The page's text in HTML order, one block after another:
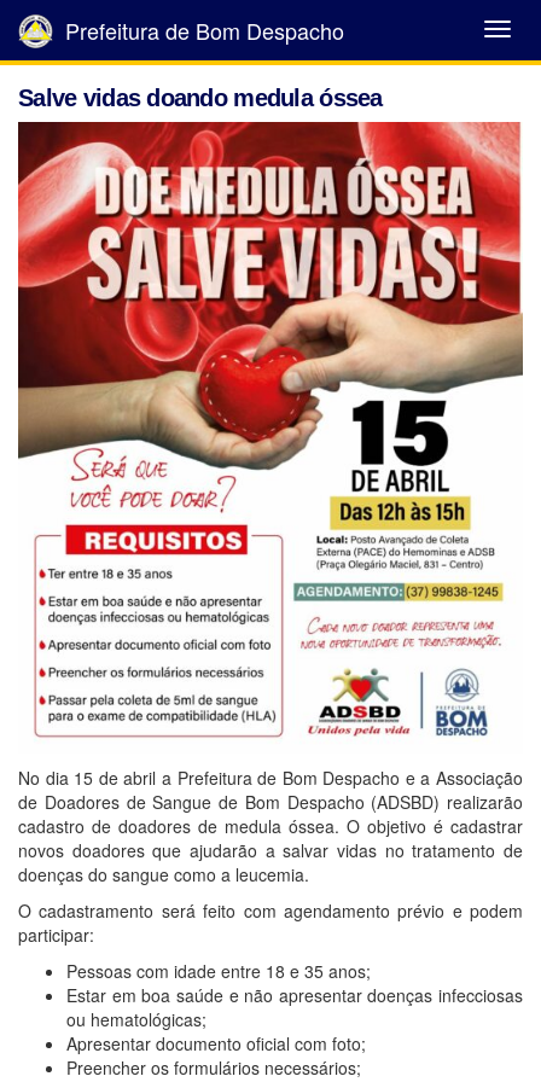
Abrir
Menu
Prefeitura de Bom Despacho
Salve vidas doando medula óssea
No dia 15 de abril a Prefeitura de Bom Despacho e a Associação
de Doadores de Sangue de Bom Despacho (ADSBD) realizarão
cadastro de doadores de medula óssea. O objetivo é cadastrar
novos doadores que ajudarão a salvar vidas no tratamento de
doenças do sangue como a leucemia.
O cadastramento será feito com agendamento prévio e podem
participar:
Pessoas com idade entre 18 e 35 anos;
Estar em boa saúde e não apresentar doenças infecciosas
ou hematológicas;
Apresentar documento oficial com foto;
Preencher os formulários necessários;